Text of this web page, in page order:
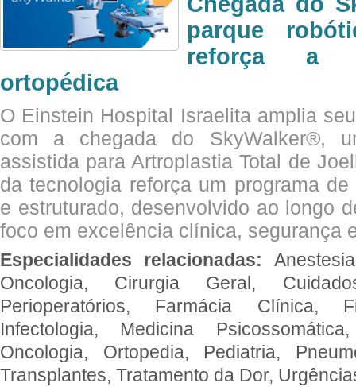
parque
reforça a
ortopédica
O Einstein Hospital Israelita amplia
com a chegada do SkyWalker®,
assistida para Artroplastia Total de
da tecnologia reforça um programa
e estruturado, desenvolvido ao longo
foco em excelência clínica, segurança
Especialidades relacionadas:
Oncologia, Cirurgia Geral,
Perioperatórios, Farmácia Clínica,
Infectologia, Medicina
Oncologia, Ortopedia, Pediatria,
Transplantes, Tratamento da Dor,